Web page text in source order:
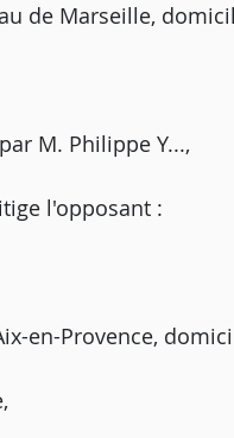
de Marseille,
M. Philippe Y...,
l'opposant :
en-Provence,